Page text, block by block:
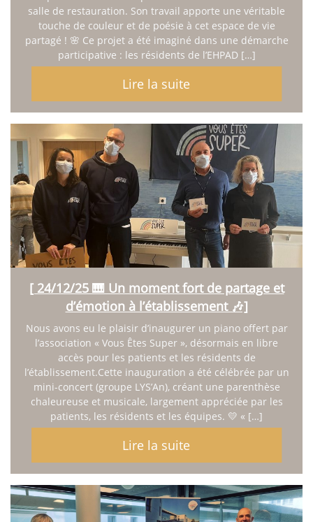
salle de restauration. Son travail apporte une véritable
touche de couleur et de poésie à cet espace de vie
partagé ! 🌸 Ce projet a été imaginé dans une démarche
participative : les résidents de l’EHPAD […]
Lire la suite
[ 24/12/25 🎹 Un moment fort de partage et
d’émotion à l’établissement 🎶]
Nous avons eu le plaisir d’inaugurer un piano offert par
l’association « Vous Êtes Super », désormais en libre
accès pour les patients et les résidents de
l’établissement.Cette inauguration a été célébrée par un
mini-concert (groupe LYS’An), créant une parenthèse
chaleureuse et musicale, largement appréciée par les
patients, les résidents et les équipes. 💛 « […]
Lire la suite